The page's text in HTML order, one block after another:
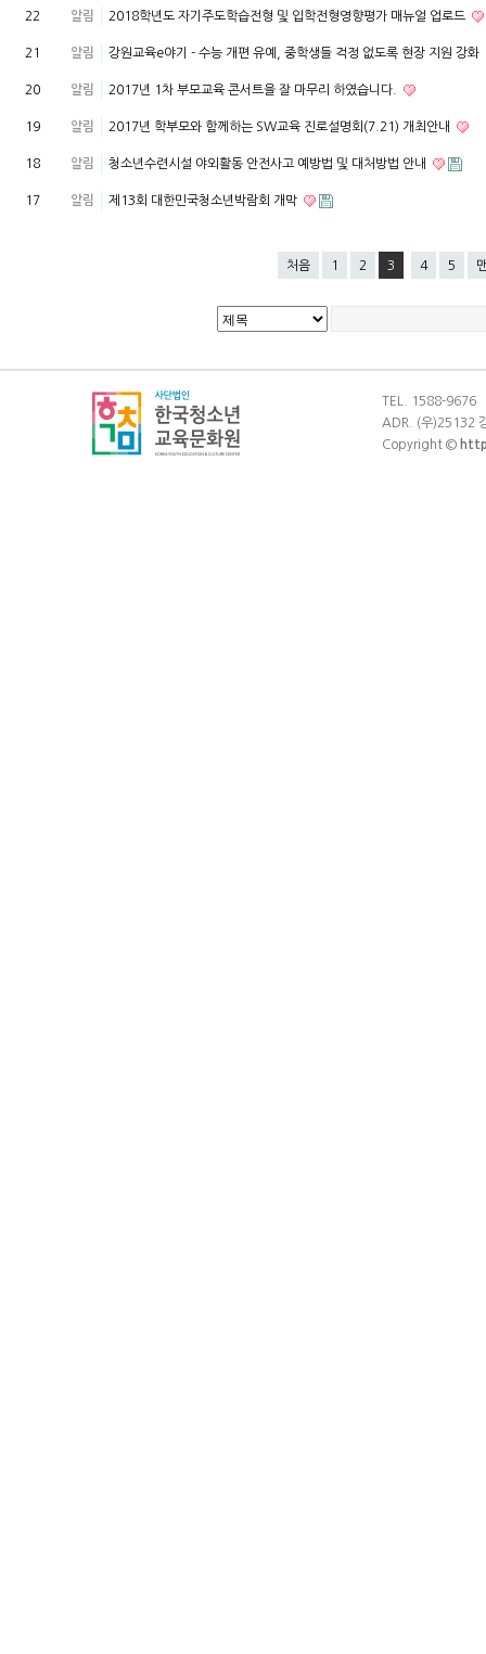
22 알림 2018학년도 자기주도학습전형 및 입학전형영향평가 매뉴얼 업로드
21 알림 강원교육e야기 - 수능 개편 유예, 중학생들 걱정 없도록 현장 지원 강화
20 알림 2017년 1차 부모교육 콘서트을 잘 마무리 하였습니다.
19 알림 2017년 학부모와 함께하는 SW교육 진로설명회(7.21) 개최안내
18 알림 청소년수련시설 야외활동 안전사고 예방법 및 대처방법 안내
17 알림 제13회 대한민국청소년박람회 개막
처음 1 2 3 4 5
TEL. 1588-
ADR. (우)25132
Copyright ©